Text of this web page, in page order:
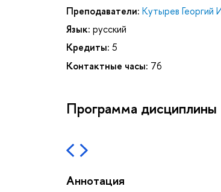
Преподаватели: Кутырев Георгий
Язык: русский
Кредиты: 5
Контактные часы: 76
Программа дисциплины
Аннотация